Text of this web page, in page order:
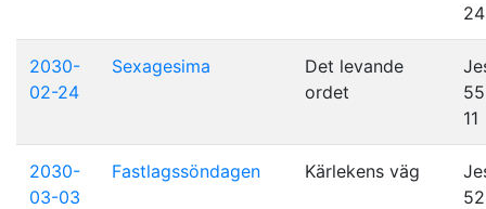
24
2030-
02-24
Sexagesima
Det levande
ordet
11
2030-
03-03
Fastlagssöndagen Kärlekens väg